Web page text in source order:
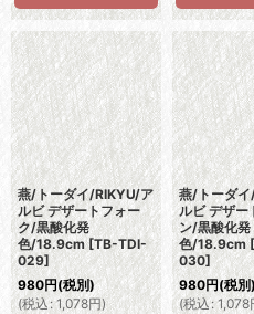
燕/トーダイ/RIKYU/ア
ルビ デザートフォー
ク/黒酸化発
色/18.9cm [TB-TDI-
029]
980円(税別)
(税込: 1,078円)
燕/トーダ
ルビ デザー
ン/黒酸化発
色/18.9cm [
030]
980円(税別
(税込: 1,078